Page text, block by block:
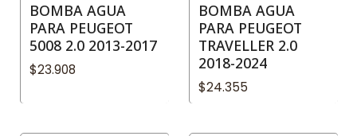
BOMBA AGUA
PARA PEUGEOT
5008 2.0 2013-2017
$23.908
BOMBA AGUA
PARA PEUGEOT
TRAVELLER 2.0
2018-2024
$24.355